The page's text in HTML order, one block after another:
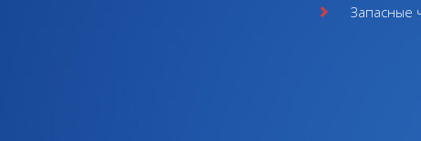
Запасные